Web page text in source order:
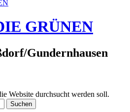
GRÜNEN
Gundernhausen
Website durchsucht werden soll.
Suchen